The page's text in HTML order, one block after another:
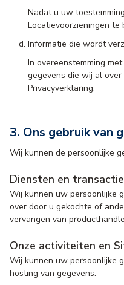
Nadat u uw
Locatievoorzieningen
Informatie die wordt
In overeenstemming
gegevens die wij al
Privacyverklaring.
3. Ons gebruik van
Wij kunnen de persoonlijke
Diensten en
Wij kunnen uw persoonlijke
over door u gekochte of
vervangen van
Onze activiteiten en
Wij kunnen uw persoonlijke
hosting van gegevens.